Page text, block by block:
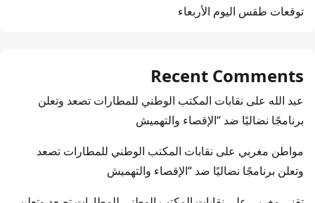
توقعات طقس اليوم الأربعاء
Recent Comments
عبد الله على نقابات المكتب الوطني للمطارات تصعد وتعلن
برنامجًا نضاليًا ضد “الإقصاء والتهميش
مواطن مغربي على نقابات المكتب الوطني للمطارات تصعد
وتعلن برنامجًا نضاليًا ضد “الإقصاء والتهميش